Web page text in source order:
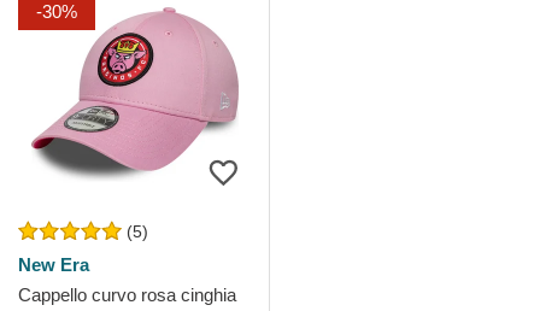
-30%
(5)
New Era
Cappello curvo rosa cinghia